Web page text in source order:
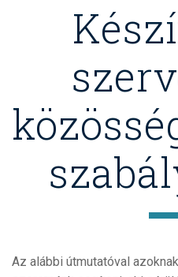
Az alábbi útmutatóval